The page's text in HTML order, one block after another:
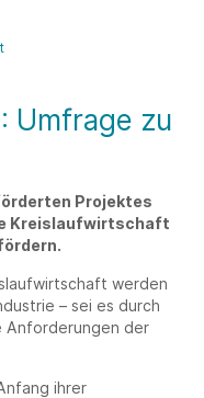
Umfrage zu
Projektes
Kreislaufwirtschaft
werden
– sei es durch
Anforderungen der
ihrer